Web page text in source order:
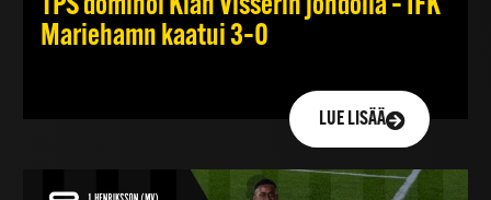
Mariehamn kaatui 3–0
LUE LISÄÄ